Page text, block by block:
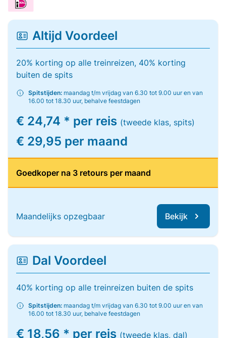
Altijd Voordeel
20% korting op alle treinreizen, 40% korting
buiten de spits
Spitstijden: maandag t/m vrijdag van 6.30 tot 9.00 uur en van
16.00 tot 18.30 uur, behalve feestdagen
€ 24,74 * per reis (tweede klas, spits)
€ 29,95 per maand
Goedkoper na 3 retours per maand
Maandelijks opzegbaar Bekijk
Dal Voordeel
40% korting op alle treinreizen buiten de spits
Spitstijden: maandag t/m vrijdag van 6.30 tot 9.00 uur en van
16.00 tot 18.30 uur, behalve feestdagen
€ 18,56 * per reis (tweede klas, dal)